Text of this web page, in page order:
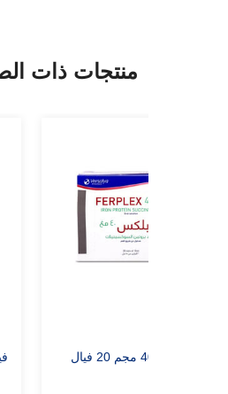
منتجات ذات